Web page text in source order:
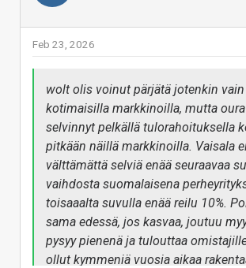
Feb 23, 2026
wolt olis voinut pärjätä jotenkin vain
kotimaisilla markkinoilla, mutta
selvinnyt pelkällä tulorahoituksella
pitkään näillä markkinoilla. Vaisala
välttämättä selviä enää seuraavaa
vaihdosta suomalaisena
toisaaalta suvulla enää reilu 10%.
sama edessä, jos kasvaa, joutuu
pysyy pienenä ja tulouttaa
ollut kymmeniä vuosia aikaa